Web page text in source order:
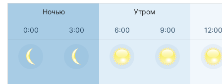
Ночью Утром
0:00 3:00 6:00 9:00 12:00